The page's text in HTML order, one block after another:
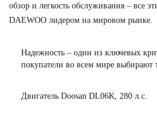
обзор и легкость обслуживания – все
DAEWOO лидером на мировом рынке.
Надежность – один из ключевых
покупатели во всем мире выбирают
Двигатель Doosan DL06K, 280 л.с.